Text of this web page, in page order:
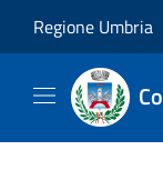
Regione Umbria